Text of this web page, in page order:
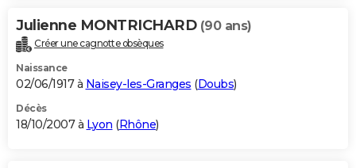
Julienne MONTRICHARD (90 ans)
Créer une cagnotte obsèques
Naissance
02/06/1917 à Naisey-les-Granges (Doubs)
Décès
18/10/2007 à Lyon (Rhône)